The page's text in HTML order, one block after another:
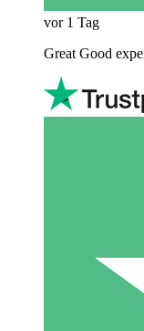
vor 1 Tag
Great Good